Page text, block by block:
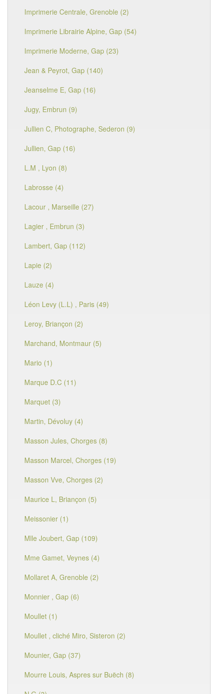
Imprimerie Centrale, Grenoble (2)
Imprimerie Librairie Alpine, Gap (54)
Imprimerie Moderne, Gap (23)
Jean & Peyrot, Gap (140)
Jeanselme E, Gap (16)
Jugy, Embrun (9)
Jullien C, Photographe, Sederon (9)
Jullien, Gap (16)
L.M , Lyon (8)
Labrosse (4)
Lacour , Marseille (27)
Lagier , Embrun (3)
Lambert, Gap (112)
Lapie (2)
Lauze (4)
Léon Levy (L.L) , Paris (49)
Leroy, Briançon (2)
Marchand, Montmaur (5)
Mario (1)
Marque D.C (11)
Marquet (3)
Martin, Dévoluy (4)
Masson Jules, Chorges (8)
Masson Marcel, Chorges (19)
Masson Vve, Chorges (2)
Maurice L, Briançon (5)
Meissonier (1)
Mlle Joubert, Gap (109)
Mme Gamet, Veynes (4)
Mollaret A, Grenoble (2)
Monnier , Gap (6)
Moullet (1)
Moullet , cliché Miro, Sisteron (2)
Mounier, Gap (37)
Mourre Louis, Aspres sur Buëch (8)